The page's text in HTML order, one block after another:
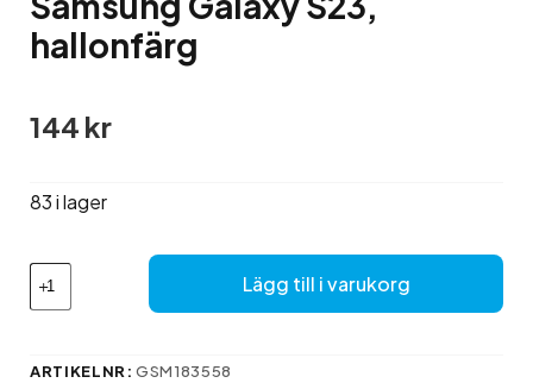
hallonfärg
144 kr
83 i lager
Etteri
Silikonfodral
för
Galaxy
Lägg till i varukorg
ARTIKELNR:GSM183558